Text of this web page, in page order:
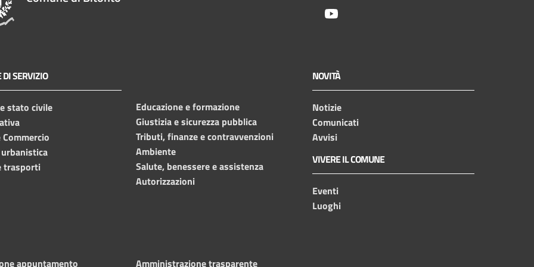
DI SERVIZIO
stato civile
trasporti
Educazione e formazione
Giustizia e sicurezza pubblica
Tributi, finanze e contravvenzioni
Ambiente
Salute, benessere e assistenza
Autorizzazioni
NOVITÀ
Notizie
Comunicati
Avvisi
VIVERE IL COMUNE
Eventi
Luoghi
appuntamento Amministrazione trasparente